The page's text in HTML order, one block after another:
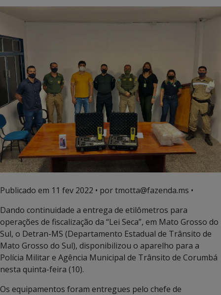
Publicado em 11 fev 2022 • por tmotta@fazenda.ms •
Dando continuidade a entrega de etilômetros para
operações de fiscalização da “Lei Seca”, em Mato Grosso do
Sul, o Detran-MS (Departamento Estadual de Trânsito de
Mato Grosso do Sul), disponibilizou o aparelho para a
Polícia Militar e Agência Municipal de Trânsito de Corumbá
nesta quinta-feira (10).
Os equipamentos foram entregues pelo chefe de